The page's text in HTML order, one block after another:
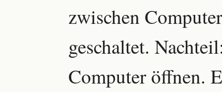
zwischen
geschaltet.
Computer öffnen.